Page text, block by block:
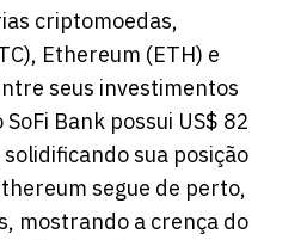
criptomoedas,
Ethereum (ETH) e
seus investimentos
Bank possui US$ 82
sua posição
segue de perto,
mostrando a crença do